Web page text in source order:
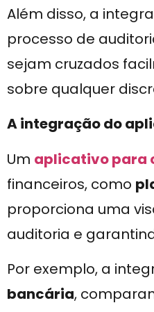
Além disso, a
processo de
sejam cruzados
sobre qualquer
A integração do
Um aplicativo para
financeiros, como
proporciona uma
auditoria e
Por exemplo, a
bancária,